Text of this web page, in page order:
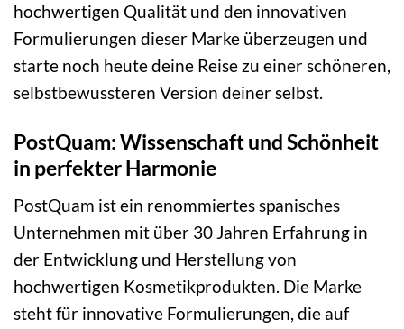
hochwertigen Qualität und den innovativen
Formulierungen dieser Marke überzeugen und
starte noch heute deine Reise zu einer schöneren,
selbstbewussteren Version deiner selbst.
PostQuam: Wissenschaft und Schönheit
in perfekter Harmonie
PostQuam ist ein renommiertes spanisches
Unternehmen mit über 30 Jahren Erfahrung in
der Entwicklung und Herstellung von
hochwertigen Kosmetikprodukten. Die Marke
steht für innovative Formulierungen, die auf